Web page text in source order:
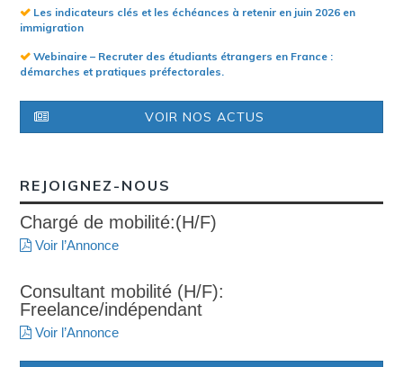
Les indicateurs clés et les échéances à retenir en juin 2026 en
immigration
Webinaire – Recruter des étudiants étrangers en France :
démarches et pratiques préfectorales.
VOIR NOS ACTUS
REJOIGNEZ-NOUS
Chargé de mobilité:(H/F)
Voir l’Annonce
Consultant mobilité (H/F):
Freelance/indépendant
Voir l’Annonce